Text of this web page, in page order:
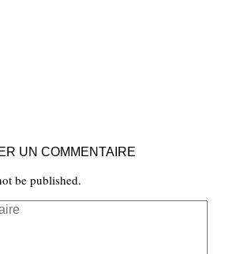
UN COMMENTAIRE
be published.